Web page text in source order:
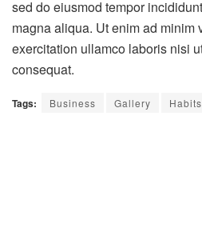
sed do eiusmod tempor
magna aliqua. Ut enim ad minim
exercitation ullamco laboris nisi
consequat.
Tags: Business Gallery Habits